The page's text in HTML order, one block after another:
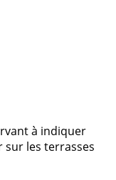
à indiquer
les terrasses